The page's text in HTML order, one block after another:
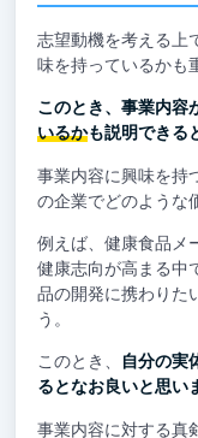
志望動機を考える上
味を持っているかも
このとき、事業内容
いるかも説明できる
事業内容に興味を持
の企業でどのような
例えば、健康食品メ
健康志向が高まる中
品の開発に携わりた
う。
このとき、
自分の実
るとなお良いと思い
事業内容に対する真